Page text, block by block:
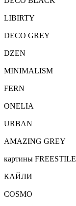
LIBIRTY
DECO GREY
DZEN
MINIMALISM
FERN
ONELIA
URBAN
AMAZING GREY
картины FREESTILE
КАЙЛИ
COSMO